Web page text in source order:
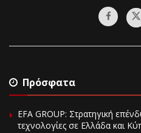
Πρόσφατα
EFA GROUP: Στρατηγική
τεχνολογίες σε Ελλάδα και